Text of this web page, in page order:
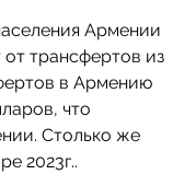
Армении
трансфертов из
в Армению
что
Столько же
2023г..